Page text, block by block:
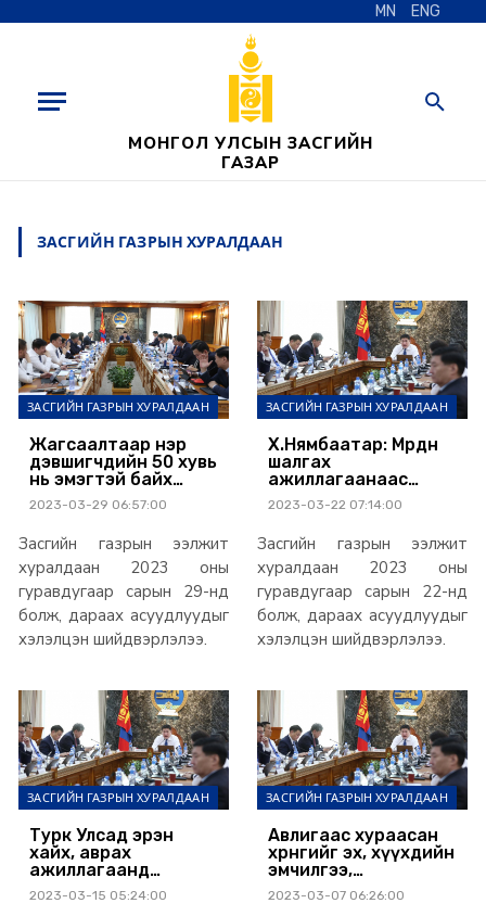
MN ENG
МОНГОЛ УЛСЫН ЗАСГИЙН
ГАЗАР
ЗАСГИЙН ГАЗРЫН ХУРАЛДААН
ЗАСГИЙН ГАЗРЫН ХУРАЛДААН
Жагсаалтаар нэр
дэвшигчдийн 50 хувь
нь эмэгтэй байх
саналыг Засгийн
газраас өглөө
2023-03-29 06:57:00
Засгийн газрын ээлжит
хуралдаан 2023 оны
гуравдугаар сарын 29-нд
болж, дараах асуудлуудыг
хэлэлцэн шийдвэрлэлээ.
ЗАСГИЙН ГАЗРЫН ХУРАЛДААН
Х.Нямбаатар: Мөрдөн
шалгах
ажиллагаанаас
оргон зайлсан
хүмүүсийн дансыг
царцаана
2023-03-22 07:14:00
Засгийн газрын ээлжит
хуралдаан 2023 оны
гуравдугаар сарын 22-нд
болж, дараах асуудлуудыг
хэлэлцэн шийдвэрлэлээ.
ЗАСГИЙН ГАЗРЫН ХУРАЛДААН
Турк Улсад эрэн
хайх, аврах
ажиллагаанд
оролцсон багийг
Засгийн газрын
2023-03-15 05:24:00
ЗАСГИЙН ГАЗРЫН ХУРАЛДААН
Авлигаас хураасан
хөрөнгийг эх, хүүхдийн
эмчилгээ,
тусламжид зориулна
2023-03-07 06:26:00